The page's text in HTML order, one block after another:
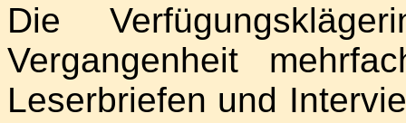
Die
Vergangenheit
Leserbriefen und